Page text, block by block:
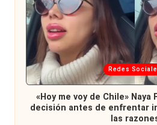
Publicada
en
Redes
«Hoy me voy de Chile»
decisión antes de enfrentar
las